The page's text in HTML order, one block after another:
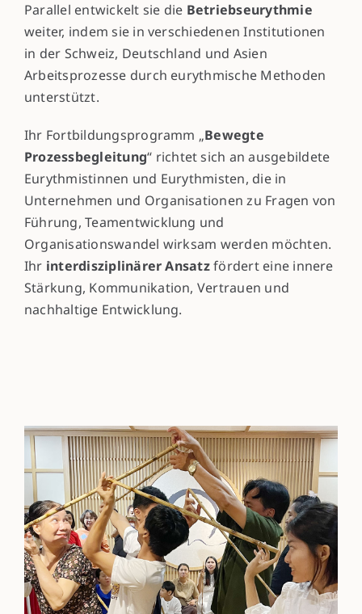
Parallel entwickelt sie die Betriebseurythmie
weiter, indem sie in verschiedenen Institutionen
in der Schweiz, Deutschland und Asien
Arbeitsprozesse durch eurythmische Methoden
unterstützt.
Ihr Fortbildungsprogramm „Bewegte
Prozessbegleitung“ richtet sich an ausgebildete
Eurythmistinnen und Eurythmisten, die in
Unternehmen und Organisationen zu Fragen von
Führung, Teamentwicklung und
Organisationswandel wirksam werden möchten.
Ihr interdisziplinärer Ansatzfördert eine innere
Stärkung, Kommunikation, Vertrauen und
nachhaltige Entwicklung.